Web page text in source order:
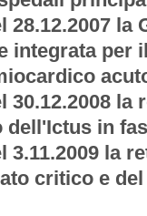
28.12.2007 la
integrata per
30.12.2008 la
in
3.11.2009 la
critico e